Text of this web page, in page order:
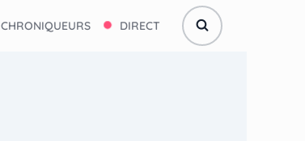
CHRONIQUEURS DIRECT